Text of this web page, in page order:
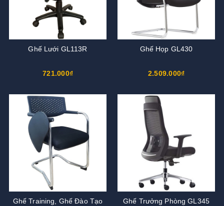
Ghế Lưới GL113R
721.000₫
Ghế Họp GL430
2.509.000₫
Ghế Training, Ghế Đào Tạo
Ghế Trưởng Phòng GL345